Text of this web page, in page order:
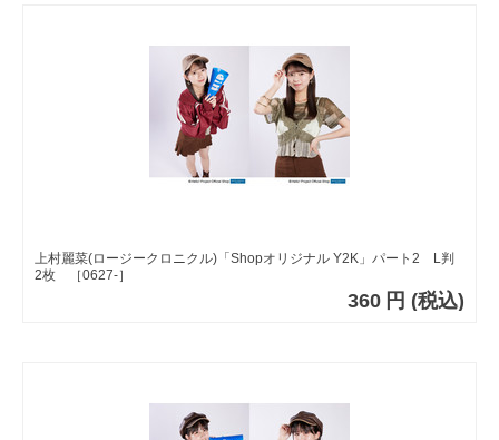
上村麗菜(ロージークロニクル)「Shopオリジナル Y2K」パート2 L判
2枚 ［0627-］
360 円 (税込)